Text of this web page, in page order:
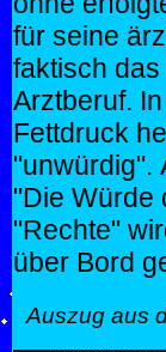
für seine
faktisch
Arztberuf.
Fettdruck
"unwürdig".
"Die Würde
"Rechte"
über Bord
Auszug aus